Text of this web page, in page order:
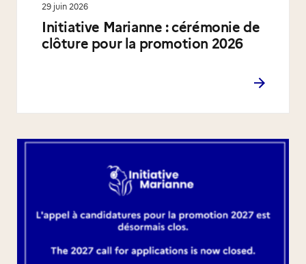
Initiative Marianne : cérémonie de
clôture pour la promotion 2026
29 juin 2026